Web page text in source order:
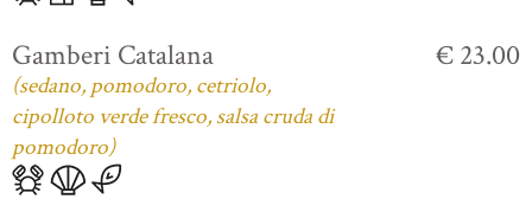
Gamberi Catalana
(sedano, pomodoro, cetriolo,
cipolloto verde fresco, salsa cruda di
pomodoro)
€ 23.00